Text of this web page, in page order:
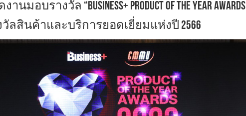
มอบรางวัล “BUSINESS+ PRODUCT OF THE YEAR AWARDS
งวัลสินค้าและบริการยอดเยี่ยมแห่งปี 2566